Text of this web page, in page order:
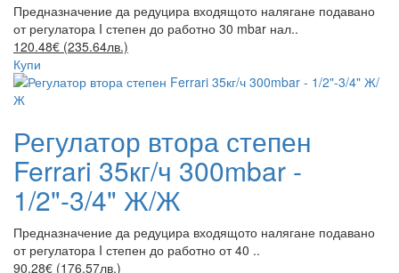
Предназначение да редуцира входящото налягане подавано
от регулатора I степен до работно 30 mbar нал..
120.48€ (235.64лв.)
Купи
Регулатор втора степен
Ferrari 35кг/ч 300mbar -
1/2"-3/4" Ж/Ж
Предназначение да редуцира входящото налягане подавано
от регулатора I степен до работно от 40 ..
90.28€ (176.57лв.)